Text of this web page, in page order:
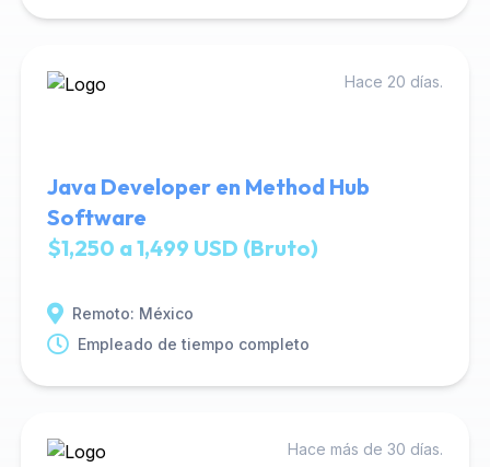
Hace 20 días.
Java Developer en Method Hub
Software
$1,250 a 1,499 USD (Bruto)
Remoto: México
Empleado de tiempo completo
Hace más de 30 días.